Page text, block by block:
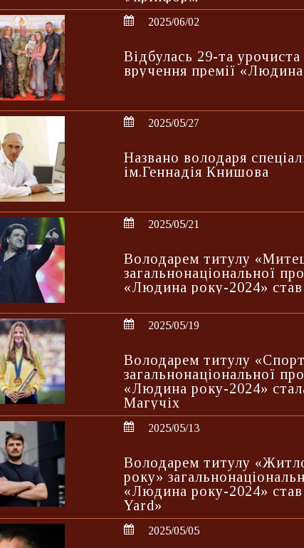
2025/06/02
Відбулась 29-та
вручення премії
2025/05/27
Названо володаря
ім.Геннадія Книшова
2025/05/21
Володарем титулу
загальнонаціональної
«Людина року-2024» став
2025/05/19
Володарем титулу
загальнонаціональної
«Людина року-2024»
Магучіх
2025/05/13
Володарем титулу
року»
«Людина року-2024»
Yard»
2025/05/05